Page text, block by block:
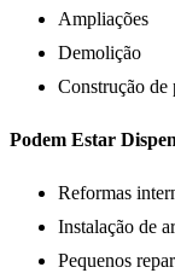
Ampliações
Demolição
Construção de
Podem Estar
Reformas
Instalação de
Pequenos